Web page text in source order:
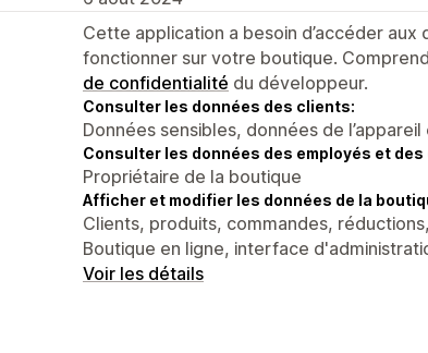
Cette application a besoin d’accéder aux
fonctionner sur votre boutique.
de confidentialité du développeur.
Consulter les données des clients:
Données sensibles, données de l’appareil
Consulter les données des employés et
Propriétaire de la boutique
Afficher et modifier les données de la
Clients, produits, commandes,
Boutique en ligne, interface
Voir les détails